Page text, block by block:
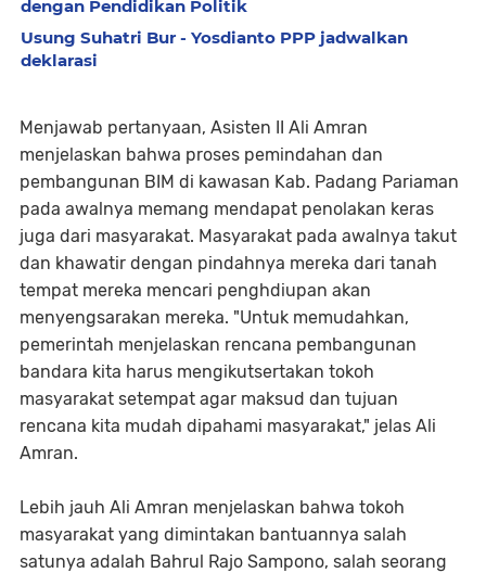
dengan Pendidikan Politik
Usung Suhatri Bur - Yosdianto PPP jadwalkan
deklarasi
Menjawab pertanyaan, Asisten II Ali Amran
menjelaskan bahwa proses pemindahan dan
pembangunan BIM di kawasan Kab. Padang Pariaman
pada awalnya memang mendapat penolakan keras
juga dari masyarakat. Masyarakat pada awalnya takut
dan khawatir dengan pindahnya mereka dari tanah
tempat mereka mencari penghdiupan akan
menyengsarakan mereka. "Untuk memudahkan,
pemerintah menjelaskan rencana pembangunan
bandara kita harus mengikutsertakan tokoh
masyarakat setempat agar maksud dan tujuan
rencana kita mudah dipahami masyarakat," jelas Ali
Amran.
Lebih jauh Ali Amran menjelaskan bahwa tokoh
masyarakat yang dimintakan bantuannya salah
satunya adalah Bahrul Rajo Sampono, salah seorang